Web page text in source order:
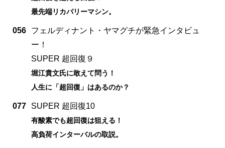
最先端リカバリーマシン。
056
フェルディナント・ヤマグチが緊急インタビュ
ー！
SUPER 超回復９
堀江貴文氏に敢えて問う！
人生に「超回復」はあるのか？
077 SUPER 超回復10
有酸素でも超回復は狙える！
高負荷インターバルの取説。